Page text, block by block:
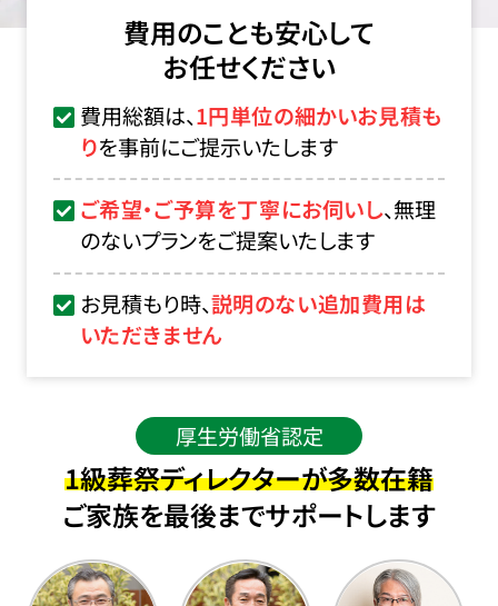
費用のことも安心して
お任せください
費用総額は、1円単位の細かいお見積も
りを事前にご提示いたします
ご希望・ご予算を丁寧にお伺いし、無理
のないプランをご提案いたします
お見積もり時、説明のない追加費用は
いただきません
厚生労働省認定
1級葬祭ディレクターが多数在籍
ご家族を最後までサポートします